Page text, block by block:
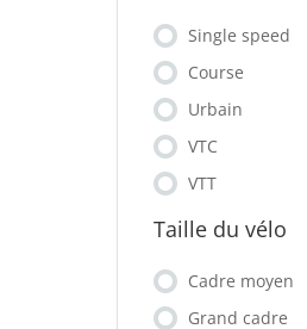
Single speed
Course
Urbain
VTC
VTT
Taille du vélo
Cadre moyen
Grand cadre